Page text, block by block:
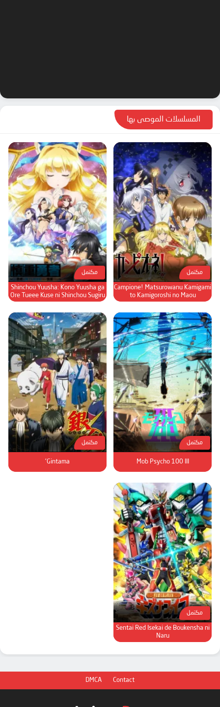
المسلسلات الموصى بها
مكتمل
Campione! Matsurowanu Kamigami
to Kamigoroshi no Maou
مكتمل
Shinchou Yuusha: Kono Yuusha ga
Ore Tueee Kuse ni Shinchou Sugiru
مكتمل
Mob Psycho 100 III
مكتمل
Gintama'
مكتمل
Sentai Red Isekai de Boukensha ni
Naru
DMCA Contact